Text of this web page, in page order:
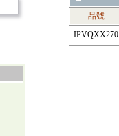
品號
IPVQXX270